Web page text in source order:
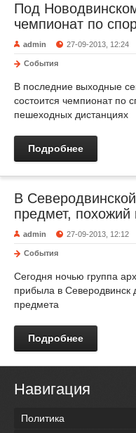
Под
чемпионат по
admin 27-09-2013, 12:24
События
В последние выходные
состоится чемпионат по
пешеходных дистанциях
Подробнее
В
предмет, похожий
admin 27-09-2013, 12:12
События
Сегодня ночью группа
прибыла в Северодвинск
предмета
Подробнее
Навигация
Политика